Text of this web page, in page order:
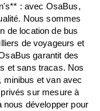
: avec OsaBus,
Nous sommes
de location de bus
de voyageurs et
garantit des
et sans tracas. Nos
minibus et van avec
sur mesure à
nous développer pour